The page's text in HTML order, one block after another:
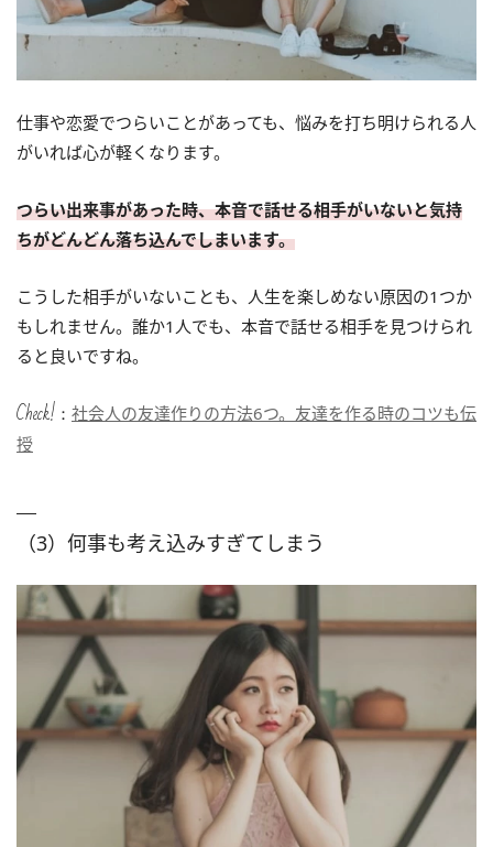
仕事や恋愛でつらいことがあっても、悩みを打ち明けられる人
がいれば心が軽くなります。
つらい出来事があった時、本音で話せる相手がいないと気持
ちがどんどん落ち込んでしまいます。
こうした相手がいないことも、人生を楽しめない原因の1つか
もしれません。誰か1人でも、本音で話せる相手を見つけられ
ると良いですね。
Check!： 社会人の友達作りの方法6つ。友達を作る時のコツも伝
授
（3）何事も考え込みすぎてしまう